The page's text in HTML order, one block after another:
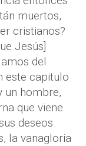
muertos,
cristianos?
Jesús]
del
este capitulo
un hombre,
que viene
deseos
la vanagloria